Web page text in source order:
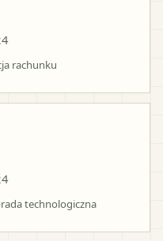
rachunku
technologiczna